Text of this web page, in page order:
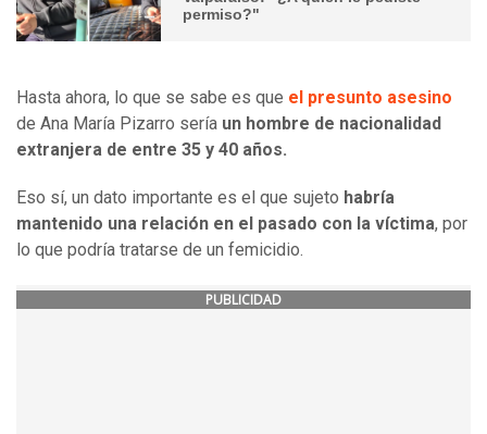
permiso?"
Hasta ahora, lo que se sabe es que el presunto asesino
de Ana María Pizarro sería un hombre de nacionalidad
extranjera de entre 35 y 40 años.
Eso sí, un dato importante es el que sujeto habría
mantenido una relación en el pasado con la víctima, por
lo que podría tratarse de un femicidio.
PUBLICIDAD